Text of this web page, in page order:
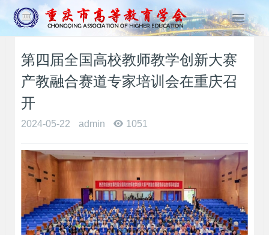
T
o
g
a
t
i
o
n
第四届全国高校教师教学创新大赛
产教融合赛道专家培训会在重庆召
开
2024-05-22 admin 1051